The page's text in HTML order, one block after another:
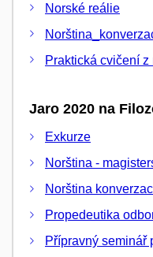
Norské reálie
Praktická cvičení z
Jaro 2020 na
Exkurze
Norština -
Norština
Propedeutika
Přípravný seminář